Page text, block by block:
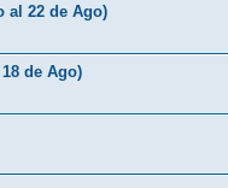
al 22 de Ago)
de Ago)